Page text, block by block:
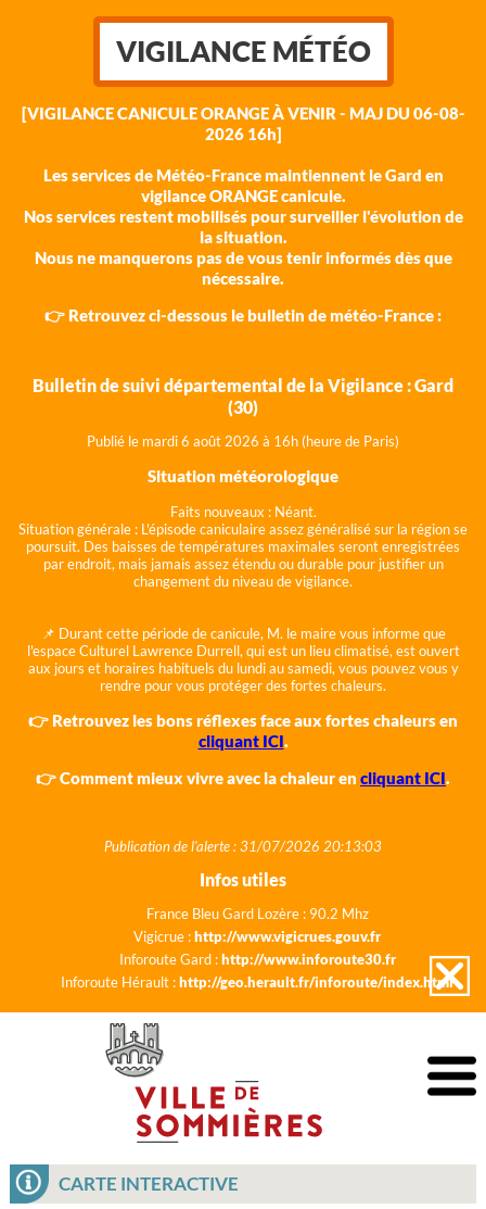
VIGILANCE MÉTÉO
[VIGILANCE CANICULE ORANGE À VENIR - MAJ DU 06-08-
2026 16h]
Les services de Météo-France maintiennent le Gard en
vigilance ORANGE canicule.
Nos services restent mobilisés pour surveiller l'évolution de
la situation.
Nous ne manquerons pas de vous tenir informés dès que
nécessaire.
👉 Retrouvez ci-dessous le bulletin de météo-France :
Bulletin de suivi départemental de la Vigilance : Gard
(30)
Publié le mardi 6 août 2026 à 16h (heure de Paris)
Situation météorologique
Faits nouveaux : Néant.
Situation générale : L'épisode caniculaire assez généralisé sur la région se
poursuit. Des baisses de températures maximales seront enregistrées
par endroit, mais jamais assez étendu ou durable pour justifier un
changement du niveau de vigilance.
📌 Durant cette période de canicule, M. le maire vous informe que
l'espace Culturel Lawrence Durrell, qui est un lieu climatisé, est ouvert
aux jours et horaires habituels du lundi au samedi, vous pouvez vous y
rendre pour vous protéger des fortes chaleurs.
👉 Retrouvez les bons réflexes face aux fortes chaleurs en
cliquant ICI.
👉 Comment mieux vivre avec la chaleur en cliquant ICI.
Publication de l'alerte : 31/07/2026 20:13:03
Infos utiles
France Bleu Gard Lozère : 90.2 Mhz
Vigicrue :http://www.vigicrues.gouv.fr
Inforoute Gard :http://www.inforoute30.fr
Inforoute Hérault :http://geo.herault.fr/inforoute/index.html
CARTE INTERACTIVE